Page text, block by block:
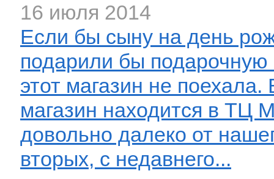
16 июля 2014
Если бы сыну на день
подарили бы подарочную
этот магазин не
магазин находится в ТЦ
довольно далеко от
вторых, с недавнего...